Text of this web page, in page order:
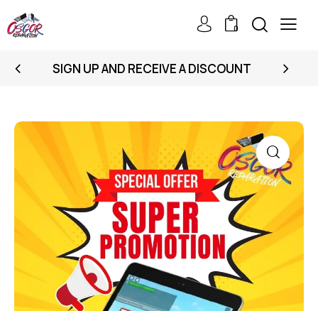
0
SIGN UP AND RECEIVE A DISCOUNT